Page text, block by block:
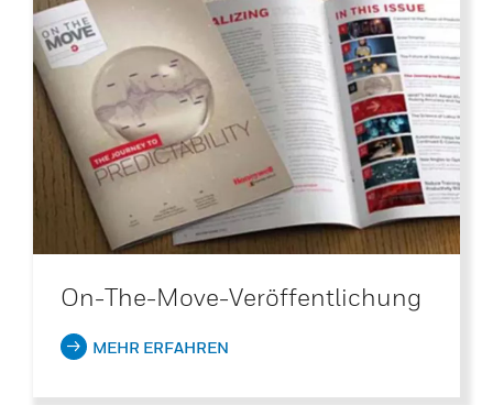
On-The-Move-Veröffentlichung
MEHR ERFAHREN